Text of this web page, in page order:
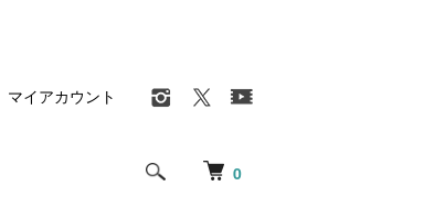
0
マイアカウント